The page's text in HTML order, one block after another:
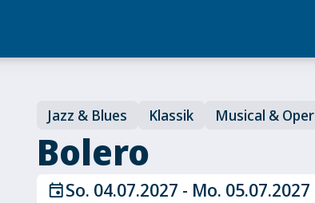
Jazz & Blues Klassik Musical & Oper
Bolero
eventSo. 04.07.2027 - Mo. 05.07.2027